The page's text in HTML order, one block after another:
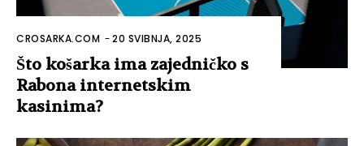
CROSARKA.COM -20 SVIBNJA, 2025
Što košarka ima zajedničko s
Rabona internetskim
kasinima?